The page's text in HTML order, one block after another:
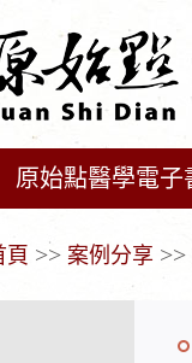
原始點醫學電子
頁 >> 案例分享 >>